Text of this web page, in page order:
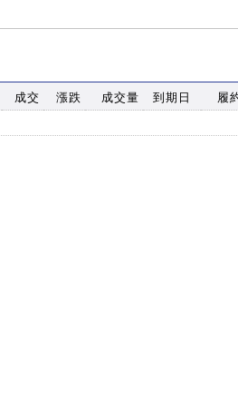
成交 漲跌 成交量 到期日
履